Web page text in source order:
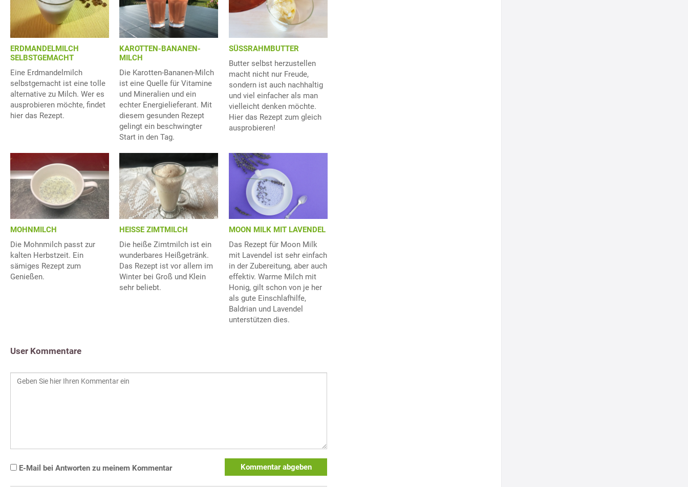
ERDMANDELMILCH
SELBSTGEMACHT
Eine Erdmandelmilch
selbstgemacht ist eine tolle
alternative zu Milch. Wer es
ausprobieren möchte, findet
hier das Rezept.
KAROTTEN-BANANEN-
MILCH
Die Karotten-Bananen-Milch
ist eine Quelle für Vitamine
und Mineralien und ein
echter Energielieferant. Mit
diesem gesunden Rezept
gelingt ein beschwingter
Start in den Tag.
SÜSSRAHMBUTTER
Butter selbst herzustellen
macht nicht nur Freude,
sondern ist auch nachhaltig
und viel einfacher als man
vielleicht denken möchte.
Hier das Rezept zum gleich
ausprobieren!
MOHNMILCH
Die Mohnmilch passt zur
kalten Herbstzeit. Ein
sämiges Rezept zum
Genießen.
HEISSE ZIMTMILCH
Die heiße Zimtmilch ist ein
wunderbares Heißgetränk.
Das Rezept ist vor allem im
Winter bei Groß und Klein
sehr beliebt.
MOON MILK MIT LAVENDEL
Das Rezept für Moon Milk
mit Lavendel ist sehr einfach
in der Zubereitung, aber auch
effektiv. Warme Milch mit
Honig, gilt schon von je her
als gute Einschlafhilfe,
Baldrian und Lavendel
unterstützen dies.
User Kommentare
E-Mail bei Antworten zu meinem Kommentar Kommentar abgeben